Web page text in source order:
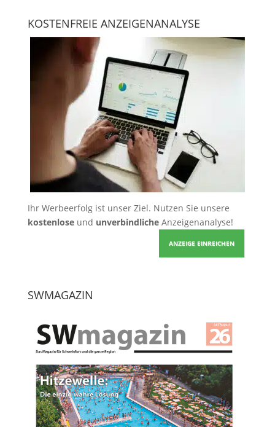
KOSTENFREIE ANZEIGENANALYSE
Ihr Werbeerfolg ist unser Ziel. Nutzen Sie unsere
kostenloseund unverbindlicheAnzeigenanalyse!
ANZEIGE EINREICHEN
SWMAGAZIN